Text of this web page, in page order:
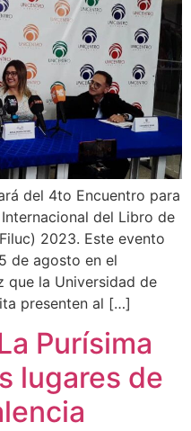
del 4to Encuentro para
del Libro de
2023. Este evento
de agosto en el
que la Universidad de
presenten al […]
Purísima
lugares de